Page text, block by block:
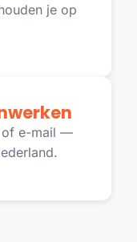
je op
of e-mail —